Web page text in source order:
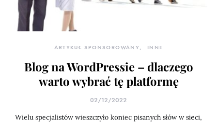
ARTYKUŁ SPONSOROWANY INNE
Blog na WordPressie – dlaczego
warto wybrać tę platformę
02/12/2022
Wielu specjalistów wieszczyło koniec pisanych słów w sieci,